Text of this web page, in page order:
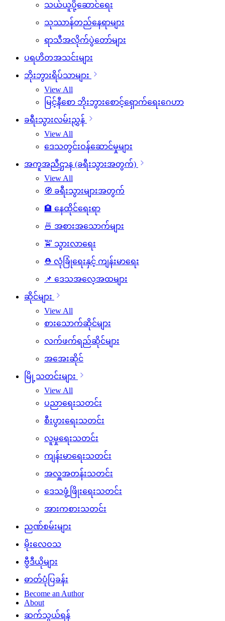
သယ်ယူပို့ဆောင်ရေး
သုဿာန်တည်နေရာများ
ရာသီအလိုက်ပွဲတော်များ
ပရဟိတအသင်းများ
ဘိုးဘွားရိပ်သာများ
View All
မြင့်နီစော ဘိုးဘွားစောင့်ရှောက်ရေးဂေဟာ
ခရီးသွားလမ်းညွှန်
View All
ဒေသတွင်းဝန်ဆောင်မှုများ
အကူအညီဌာန (ခရီးသွားအတွက်)
View All
🧭 ခရီးသွားများအတွက်
🏨 နေထိုင်ရေးရာ
🍜 အစားအသောက်များ
🚖 သွားလာရေး
⛑️ လုံခြုံရေးနှင့် ကျန်းမာရေး
📌 ဒေသအလေ့အထများ
ဆိုင်များ
View All
စားသောက်ဆိုင်များ
လက်ဖက်ရည်ဆိုင်များ
အအေးဆိုင်
မြို့သတင်းများ
View All
ပညာရေးသတင်း
စီးပွားရေးသတင်း
လူမှုရေးသတင်း
ကျန်းမာရေးသတင်း
အလှူအတန်းသတင်း
ဒေသဖွံ့ဖြိုးရေးသတင်း
အားကစားသတင်း
ညဏ်စမ်းများ
မိုးလေဝသ
ဗွီဒီယိုများ
ဓာတ်ပုံပြခန်း
Become an Author
About
ဆက်သွယ်ရန်